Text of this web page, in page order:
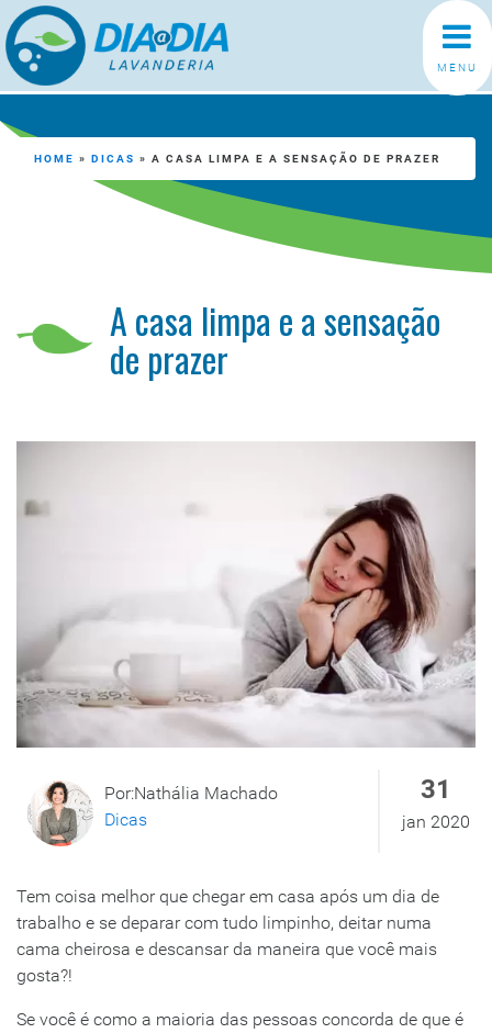
MENU
A casa limpa e a sensação
de prazer
HOME » DICAS » A CASA LIMPA E A SENSAÇÃO DE PRAZER
Por:Nathália Machado
Dicas
31
jan 2020
Tem coisa melhor que chegar em casa após um dia de
trabalho e se deparar com tudo limpinho, deitar numa
cama cheirosa e descansar da maneira que você mais
gosta?!
Se você é como a maioria das pessoas concorda de que é